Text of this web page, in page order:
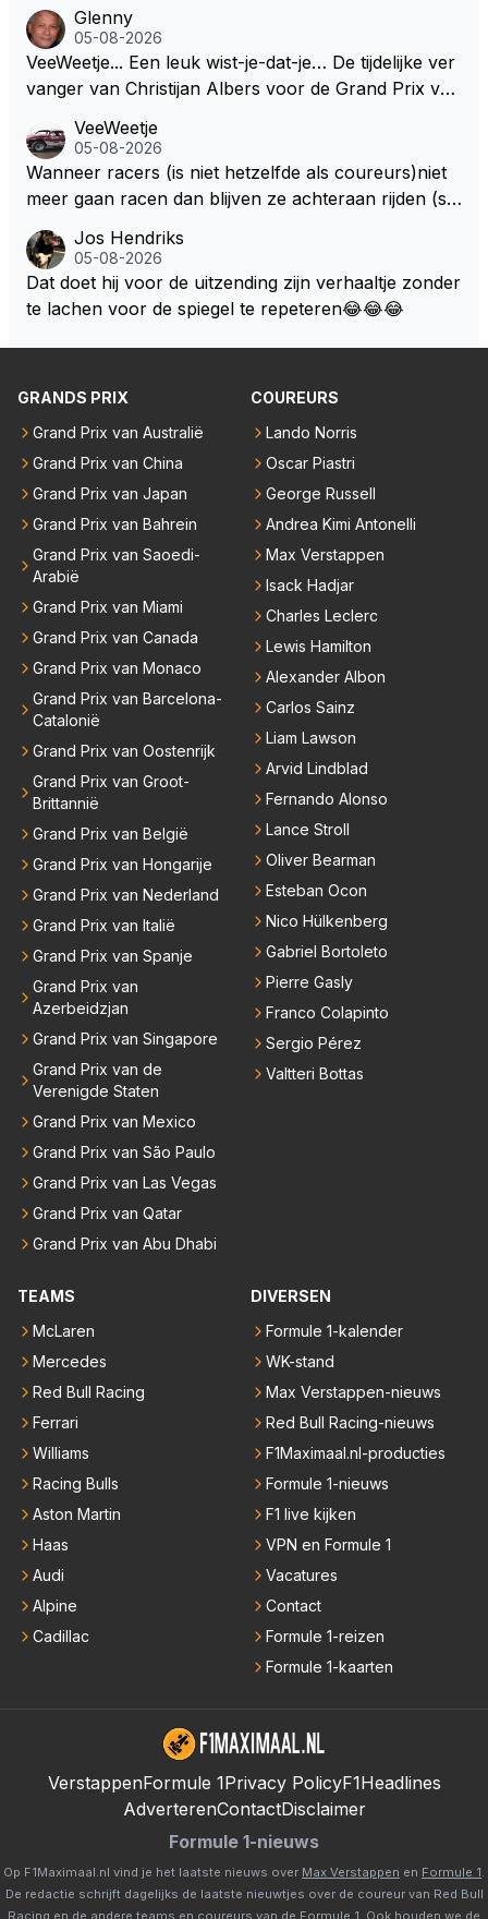
Glenny
05-08-2026
VeeWeetje... Een leuk wist-je-dat-je… De tijdelijke ver
vanger van Christijan Albers voor de Grand Prix van
rkus Winkelhock. Vanaf de race daarna werd het st
oeltje definitief overgenomen door Sakon Yamamot
o. Na 2 rondes gokte Markus Winkelhock goed (hij k
Dat was ook de enige keer dat een Spyker ooit aan
kop reed. Toen de rest van het veld ook regenband
en had, werd hij helaas aan alle kanten door iederee
n achterhaald. Hij moest later opgeven vanwege een
technisch mankement. Het was ook de enige keer d
eed; hij vertrok daarna...
VeeWeetje
05-08-2026
Wanneer racers (is niet hetzelfde als coureurs)niet
meer gaan racen dan blijven ze achteraan rijden (so
analisten bij een vaag omroepbedrijf.
Jos Hendriks
05-08-2026
Dat doet hij voor de uitzending zijn verhaaltje zonder
te lachen voor de spiegel te repeteren😂😂😂
GRANDS PRIX
Grand Prix van Australië
Grand Prix van China
Grand Prix van Japan
Grand Prix van Bahrein
Grand Prix van Saoedi-
Arabië
Grand Prix van Miami
Grand Prix van Canada
Grand Prix van Monaco
Grand Prix van Barcelona-
Catalonië
Grand Prix van Oostenrijk
Grand Prix van Groot-
Brittannië
Grand Prix van België
Grand Prix van Hongarije
Grand Prix van Nederland
Grand Prix van Italië
Grand Prix van Spanje
Grand Prix van
Azerbeidzjan
Grand Prix van Singapore
Grand Prix van de
Verenigde Staten
Grand Prix van Mexico
Grand Prix van São Paulo
Grand Prix van Las Vegas
Grand Prix van Qatar
Grand Prix van Abu Dhabi
COUREURS
Lando Norris
Oscar Piastri
George Russell
Andrea Kimi Antonelli
Max Verstappen
Isack Hadjar
Charles Leclerc
Lewis Hamilton
Alexander Albon
Carlos Sainz
Liam Lawson
Arvid Lindblad
Fernando Alonso
Lance Stroll
Oliver Bearman
Esteban Ocon
Nico Hülkenberg
Gabriel Bortoleto
Pierre Gasly
Franco Colapinto
Sergio Pérez
Valtteri Bottas
TEAMS
McLaren
Mercedes
Red Bull Racing
Ferrari
Williams
Racing Bulls
Aston Martin
Haas
Audi
Alpine
Cadillac
DIVERSEN
Formule 1-kalender
WK-stand
Max Verstappen-nieuws
Red Bull Racing-nieuws
F1Maximaal.nl-producties
Formule 1-nieuws
F1 live kijken
VPN en Formule 1
Vacatures
Contact
Formule 1-reizen
Formule 1-kaarten
VerstappenFormule 1Privacy PolicyF1Headlines
AdverterenContactDisclaimer
Formule 1-nieuws
Op F1Maximaal.nl vind je het laatste nieuws over Max Verstappen en Formule 1.
De redactie schrijft dagelijks de laatste nieuwtjes over de coureur van Red Bull
Racing en de andere teams en coureurs van de Formule 1. Ook houden we de